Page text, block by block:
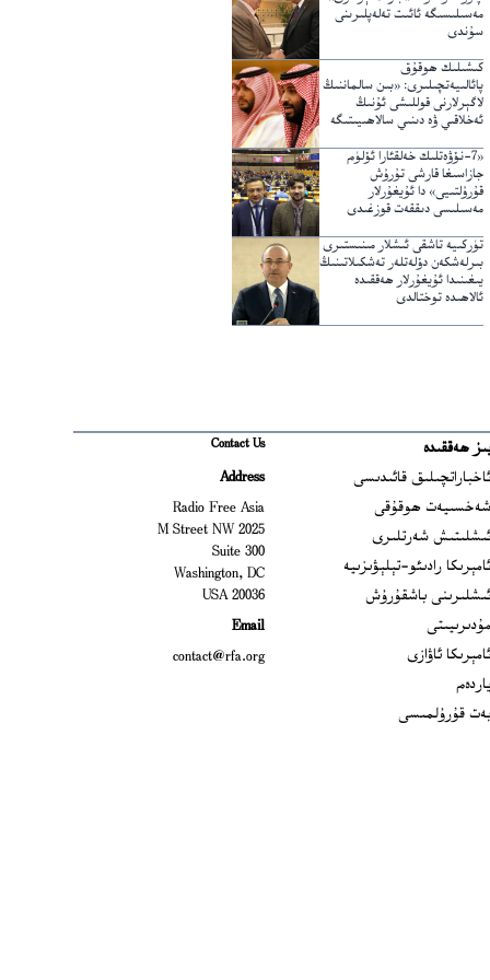
مەسىلىسىگە ئائىت تەلەپلىرىنى
سۇندى
كىشىلىك ھوقۇق
پائالىيەتچىلىرى: «بىن سالماننىڭ
لاگېرلارنى قوللىشى ئۇنىڭ
ئەخلاقىي ۋە دىنىي سالاھىيىتىگە
«7-نۆۋەتلىك خەلقئارا ئۆلۈم
جازاسىغا قارشى تۇرۇش
قۇرۇلتىيى» دا ئۇيغۇرلار
مەسىلىسى دىققەت قوزغىدى
تۈركىيە تاشقى ئىشلار مىنىستىرى
بىرلەشكەن دۆلەتلەر تەشكىلاتىنىڭ
يىغىنىدا ئۇيغۇرلار ھەققىدە
ئالاھىدە توختالدى
ھەققىدە
ئاخباراتچىلىق قائىدىسى
شەخسىيەت ھوقۇقى
ئىشلىتىش شەرتلىرى
ئامېرىكا رادىئو-تېلېۋىزىيە
ئىشلىرىنى باشقۇرۇش
مۇدىرىيىتى
ئامېرىكا ئاۋازى
ياردەم
بەت قۇرۇلمىسى
Contact Us
Address
Radio Free Asia
2025 M Street NW
Suite 300
Washington, DC
20036 USA
Email
contact@rfa.org